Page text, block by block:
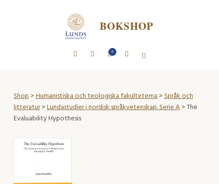
BOKSHOP
0
Shop>Humanistiska och teologiska fakulteterna>Språk och
litteratur>Lundastudier i nordisk språkvetenskap. Serie A> The
Evaluability Hypothesis